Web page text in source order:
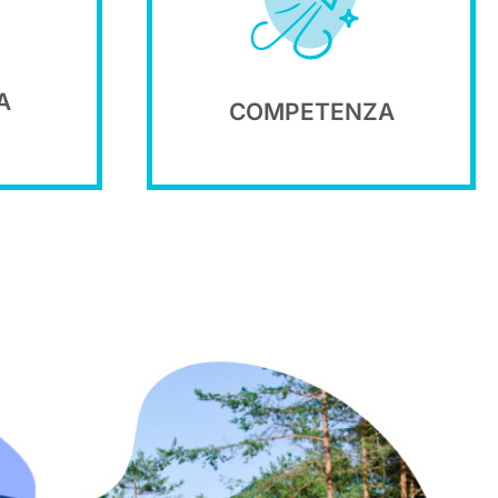
COMPETENZA
elevate competenze
siamo una guida